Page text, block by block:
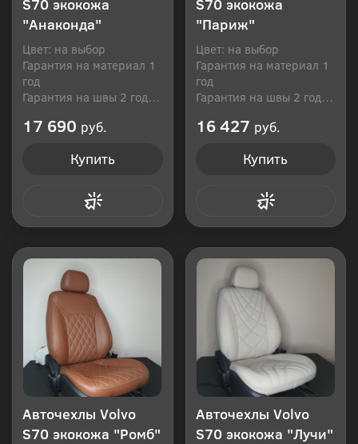
S70 экокожа
"Анаконда"
Цвет: на выбор
Гарантия на материал 1
год
Гарантия на швы 2 года
17 690 руб.
Купить
S70 экокожа
"Париж"
Цвет: на выбор
Гарантия на материал 1
год
Гарантия на швы 2 года
16 427 руб.
Купить
Авточехлы Volvo
S70 экокожа "Ромб"
Авточехлы Volvo
S70 экокожа "Лучи"